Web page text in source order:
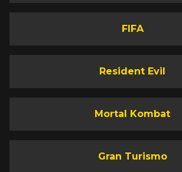
FIFA
Resident Evil
Mortal Kombat
Gran Turismo